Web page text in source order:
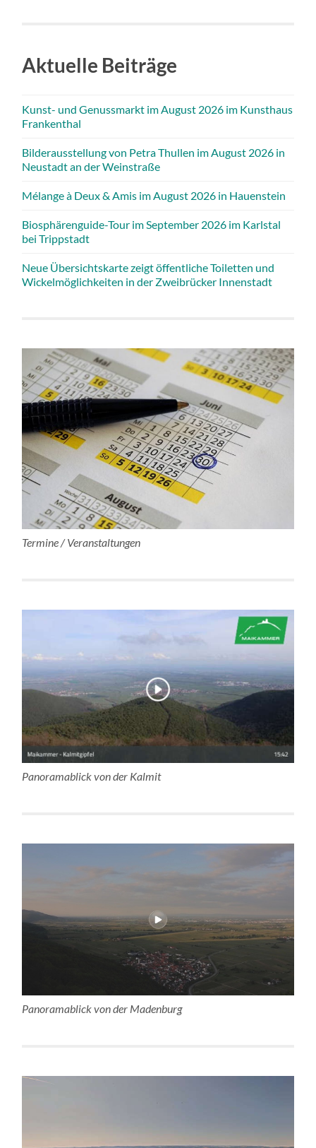
Aktuelle Beiträge
Kunst- und Genussmarkt im August 2026 im Kunsthaus
Frankenthal
Bilderausstellung von Petra Thullen im August 2026 in
Neustadt an der Weinstraße
Mélange à Deux & Amis im August 2026 in Hauenstein
Biosphärenguide-Tour im September 2026 im Karlstal
bei Trippstadt
Neue Übersichtskarte zeigt öffentliche Toiletten und
Wickelmöglichkeiten in der Zweibrücker Innenstadt
Termine / Veranstaltungen
Panoramablick von der Kalmit
Panoramablick von der Madenburg